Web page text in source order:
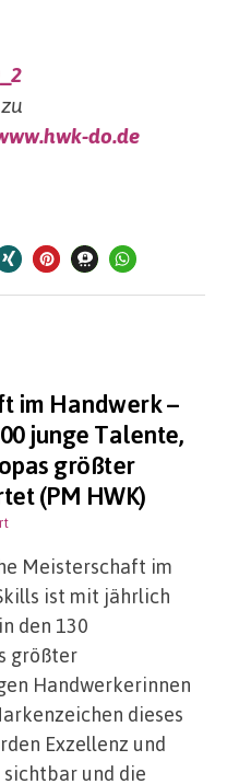
do.de
im Handwerk –
junge Talente,
größter
(PM HWK)
Meisterschaft im
ist mit jährlich
den 130
größter
Handwerkerinnen
dieses
Exzellenz und
und die